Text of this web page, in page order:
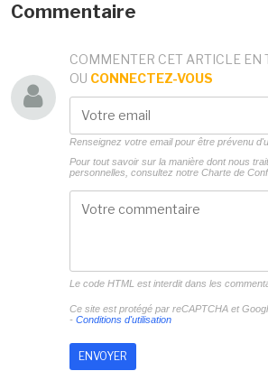
Commentaire
COMMENTER CET ARTICLE EN
OU CONNECTEZ-VOUS
Renseignez votre email pour être prévenu
Pour tout savoir sur la manière dont nous
personnelles, consultez notre Charte de
Le code HTML est interdit dans les
Ce site est protégé par reCAPTCHA et
- Conditions d'utilisation